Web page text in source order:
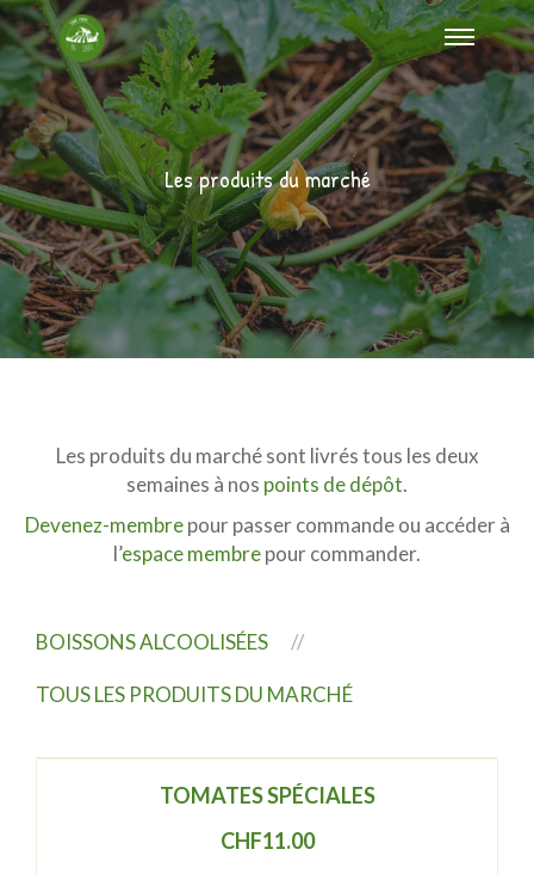
Les produits du marché
Les produits du marché sont livrés tous les deux
semaines à nos points de dépôt.
Devenez-membrepour passer commande ou accéder à
l’espace membrepour commander.
BOISSONS ALCOOLISÉES
TOUS LES PRODUITS DU MARCHÉ
TOMATES SPÉCIALES
CHF11.00